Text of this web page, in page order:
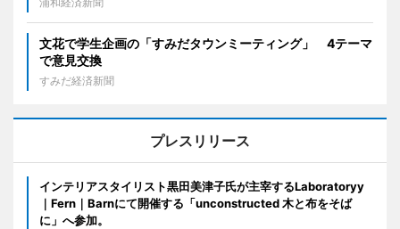
文花で学生企画の「すみだタウンミーティング」 4テーマ
で意見交換
すみだ経済新聞
プレスリリース
インテリアスタイリスト黒田美津子氏が主宰するLaboratoryy
｜Fern｜Barnにて開催する「unconstructed 木と布をそば
に」へ参加。